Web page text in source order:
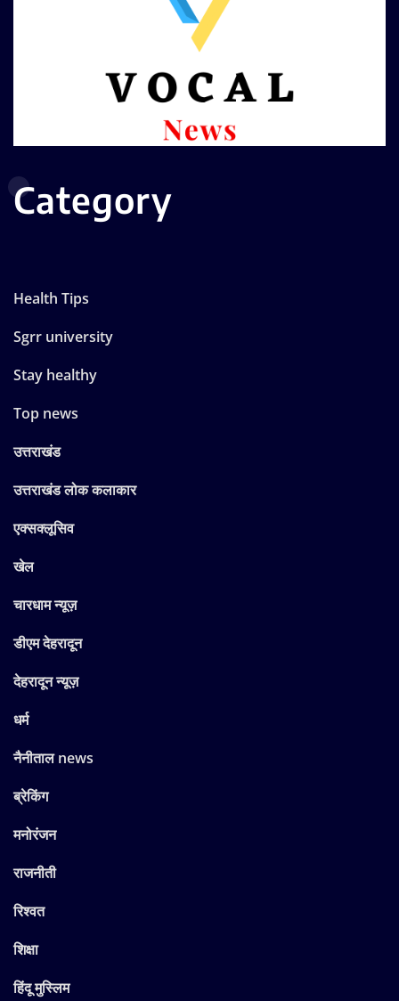
Category
Health Tips
Sgrr university
Stay healthy
Top news
उत्तराखंड
उत्तराखंड लोक कलाकार
एक्सक्लूसिव
खेल
चारधाम न्यूज़
डीएम देहरादून
देहरादून न्यूज़
धर्म
नैनीताल news
ब्रेकिंग
मनोरंजन
राजनीती
रिश्वत
शिक्षा
हिंदू मुस्लिम